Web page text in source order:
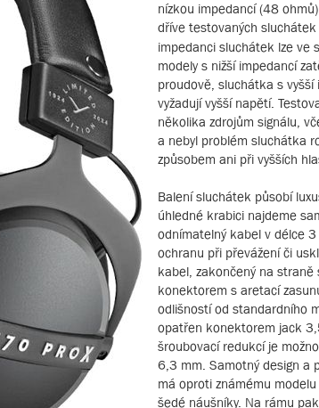
nízkou impedancí (48
dříve testovaných sluchátek
impedanci sluchátek lze ve
modely s nižší impedancí
proudově, sluchátka s vyšší
vyžadují vyšší napětí.
několika zdrojům signálu,
a nebyl problém sluchátka
způsobem ani při vyšších
Balení sluchátek působí
úhledné krabici najdeme
odnímatelný kabel v délce
ochranu při převážení či
kabel, zakončený na straně
konektorem s aretací
odlišností od standardního
opatřen konektorem jack
šroubovací redukcí je
6,3 mm. Samotný design a
má oproti známému
šedé náušníky. Na rámu